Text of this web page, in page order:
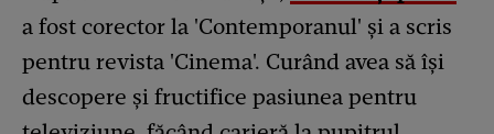
a fost corector la 'Contemporanul' și a scris
pentru revista 'Cinema'. Curând avea să își
descopere și fructifice pasiunea pentru